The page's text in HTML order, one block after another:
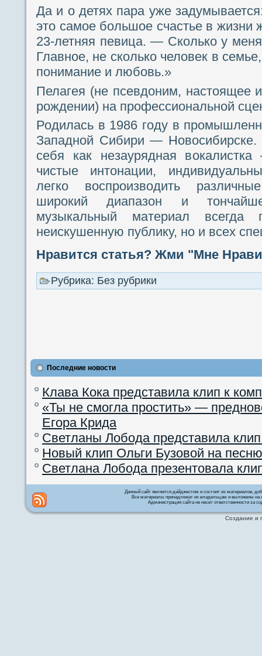
Да и о детях пара уже
это самое большое счастье в
23-летняя певица. — Сколько у
Главное, не сколько человек в
понимание и любовь.»
Пелагея (не псевдоним, настоящее
рождении) на профессиональной
Родилась в 1986 году в
Западной Сибири —
себя как незаурядная
чистые интонации,
легко воспроизводить
широкий диапазон и
музыкальный материал всегда
неискушенную публику, но и всех
Нравится статья? Жми "Мне
Рубрика: Без рубрики
Последние новости
Клава Кока представила клип к
«Ты не смогла простить» —
Егора Крида
Светланы Лобода представила
Новый клип Ольги Бузовой на
Светлана Лобода презентовала
Данный сайт является дайджестом и состоит из материалов,
Все материалы принадлежат их владельцам и выложены на
Администрация сайта не несет ответственности за
Создание и